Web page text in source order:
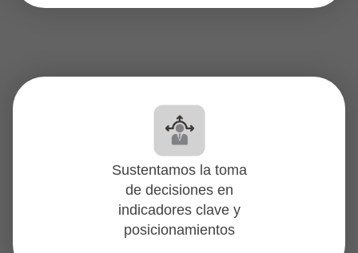
Sustentamos la toma
de decisiones en
indicadores clave y
posicionamientos